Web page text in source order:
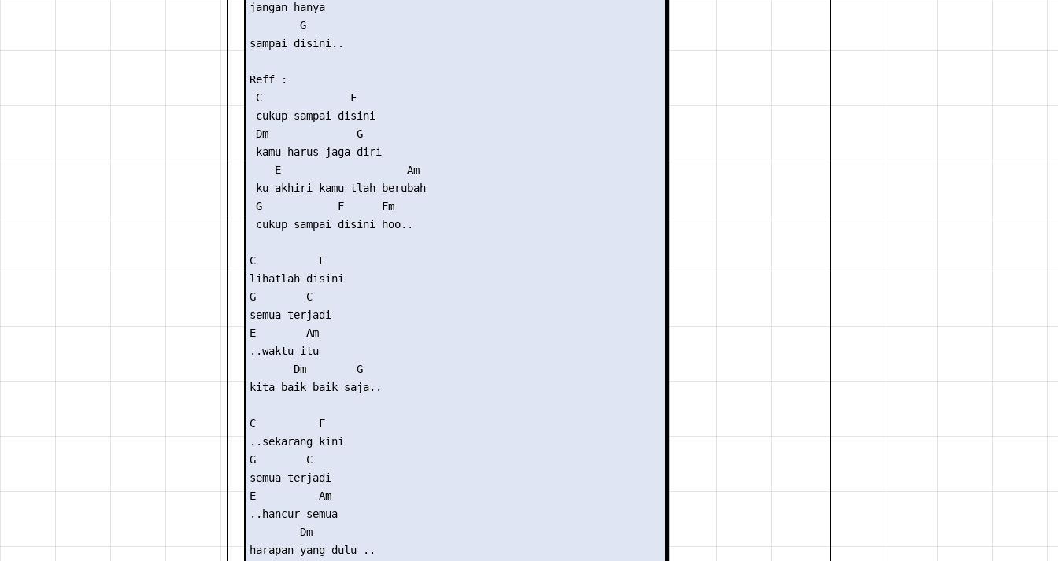
jangan hanya
        G
sampai disini..
Reff :
C              F
cukup sampai disini
Dm              G
kamu harus jaga diri
    E                    Am
ku akhiri kamu tlah berubah
G            F      Fm
cukup sampai disini hoo..
C          F
lihatlah disini
G        C
semua terjadi
E        Am
..waktu itu
       Dm        G
kita baik baik saja..
C          F
..sekarang kini
G        C
semua terjadi
E          Am
..hancur semua
        Dm
harapan yang dulu ..